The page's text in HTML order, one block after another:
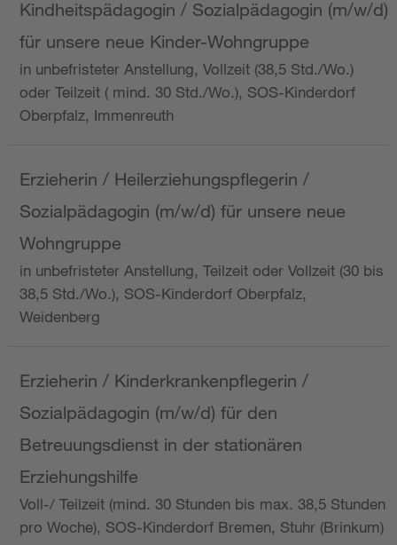
Kindheitspädagogin / Sozialpädagogin (m/w/d)
für unsere neue Kinder-Wohngruppe
in unbefristeter Anstellung, Vollzeit (38,5 Std./Wo.)
oder Teilzeit ( mind. 30 Std./Wo.), SOS-Kinderdorf
Oberpfalz, Immenreuth
Erzieherin / Heilerziehungspflegerin /
Sozialpädagogin (m/w/d) für unsere neue
Wohngruppe
in unbefristeter Anstellung, Teilzeit oder Vollzeit (30 bis
38,5 Std./Wo.), SOS-Kinderdorf Oberpfalz,
Weidenberg
Erzieherin / Kinderkrankenpflegerin /
Sozialpädagogin (m/w/d) für den
Betreuungsdienst in der stationären
Erziehungshilfe
Voll-/ Teilzeit (mind. 30 Stunden bis max. 38,5 Stunden
pro Woche), SOS-Kinderdorf Bremen, Stuhr (Brinkum)